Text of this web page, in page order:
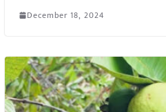
December 18, 2024